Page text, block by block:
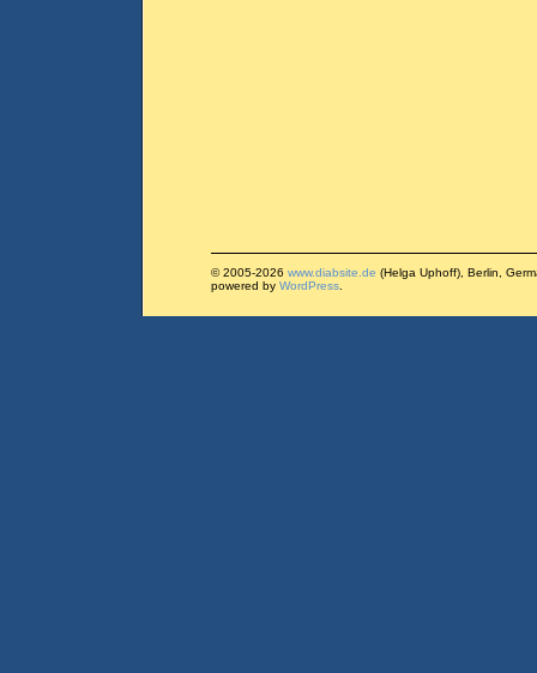
© 2005-2026 www.diabsite.de (Helga Uphoff), Berlin,
powered by WordPress.